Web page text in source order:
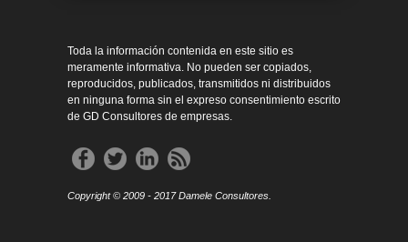
Toda la información contenida en este sitio es
meramente informativa. No pueden ser copiados,
reproducidos, publicados, transmitidos ni distribuidos
en ninguna forma sin el expreso consentimiento escrito
de GD Consultores de empresas.
Copyright © 2009 - 2017 Damele Consultores.